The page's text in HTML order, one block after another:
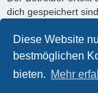
Diese Website
bestmöglichen
bieten. Mehr
dich gespeichert sind.
Du kannst jederzeit
verlangen.